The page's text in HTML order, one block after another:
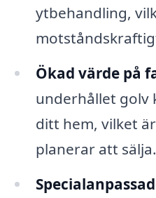
ytbehandling,
Ökad värde på
underhållet golv
ditt hem, vilket
planerar att sälja.